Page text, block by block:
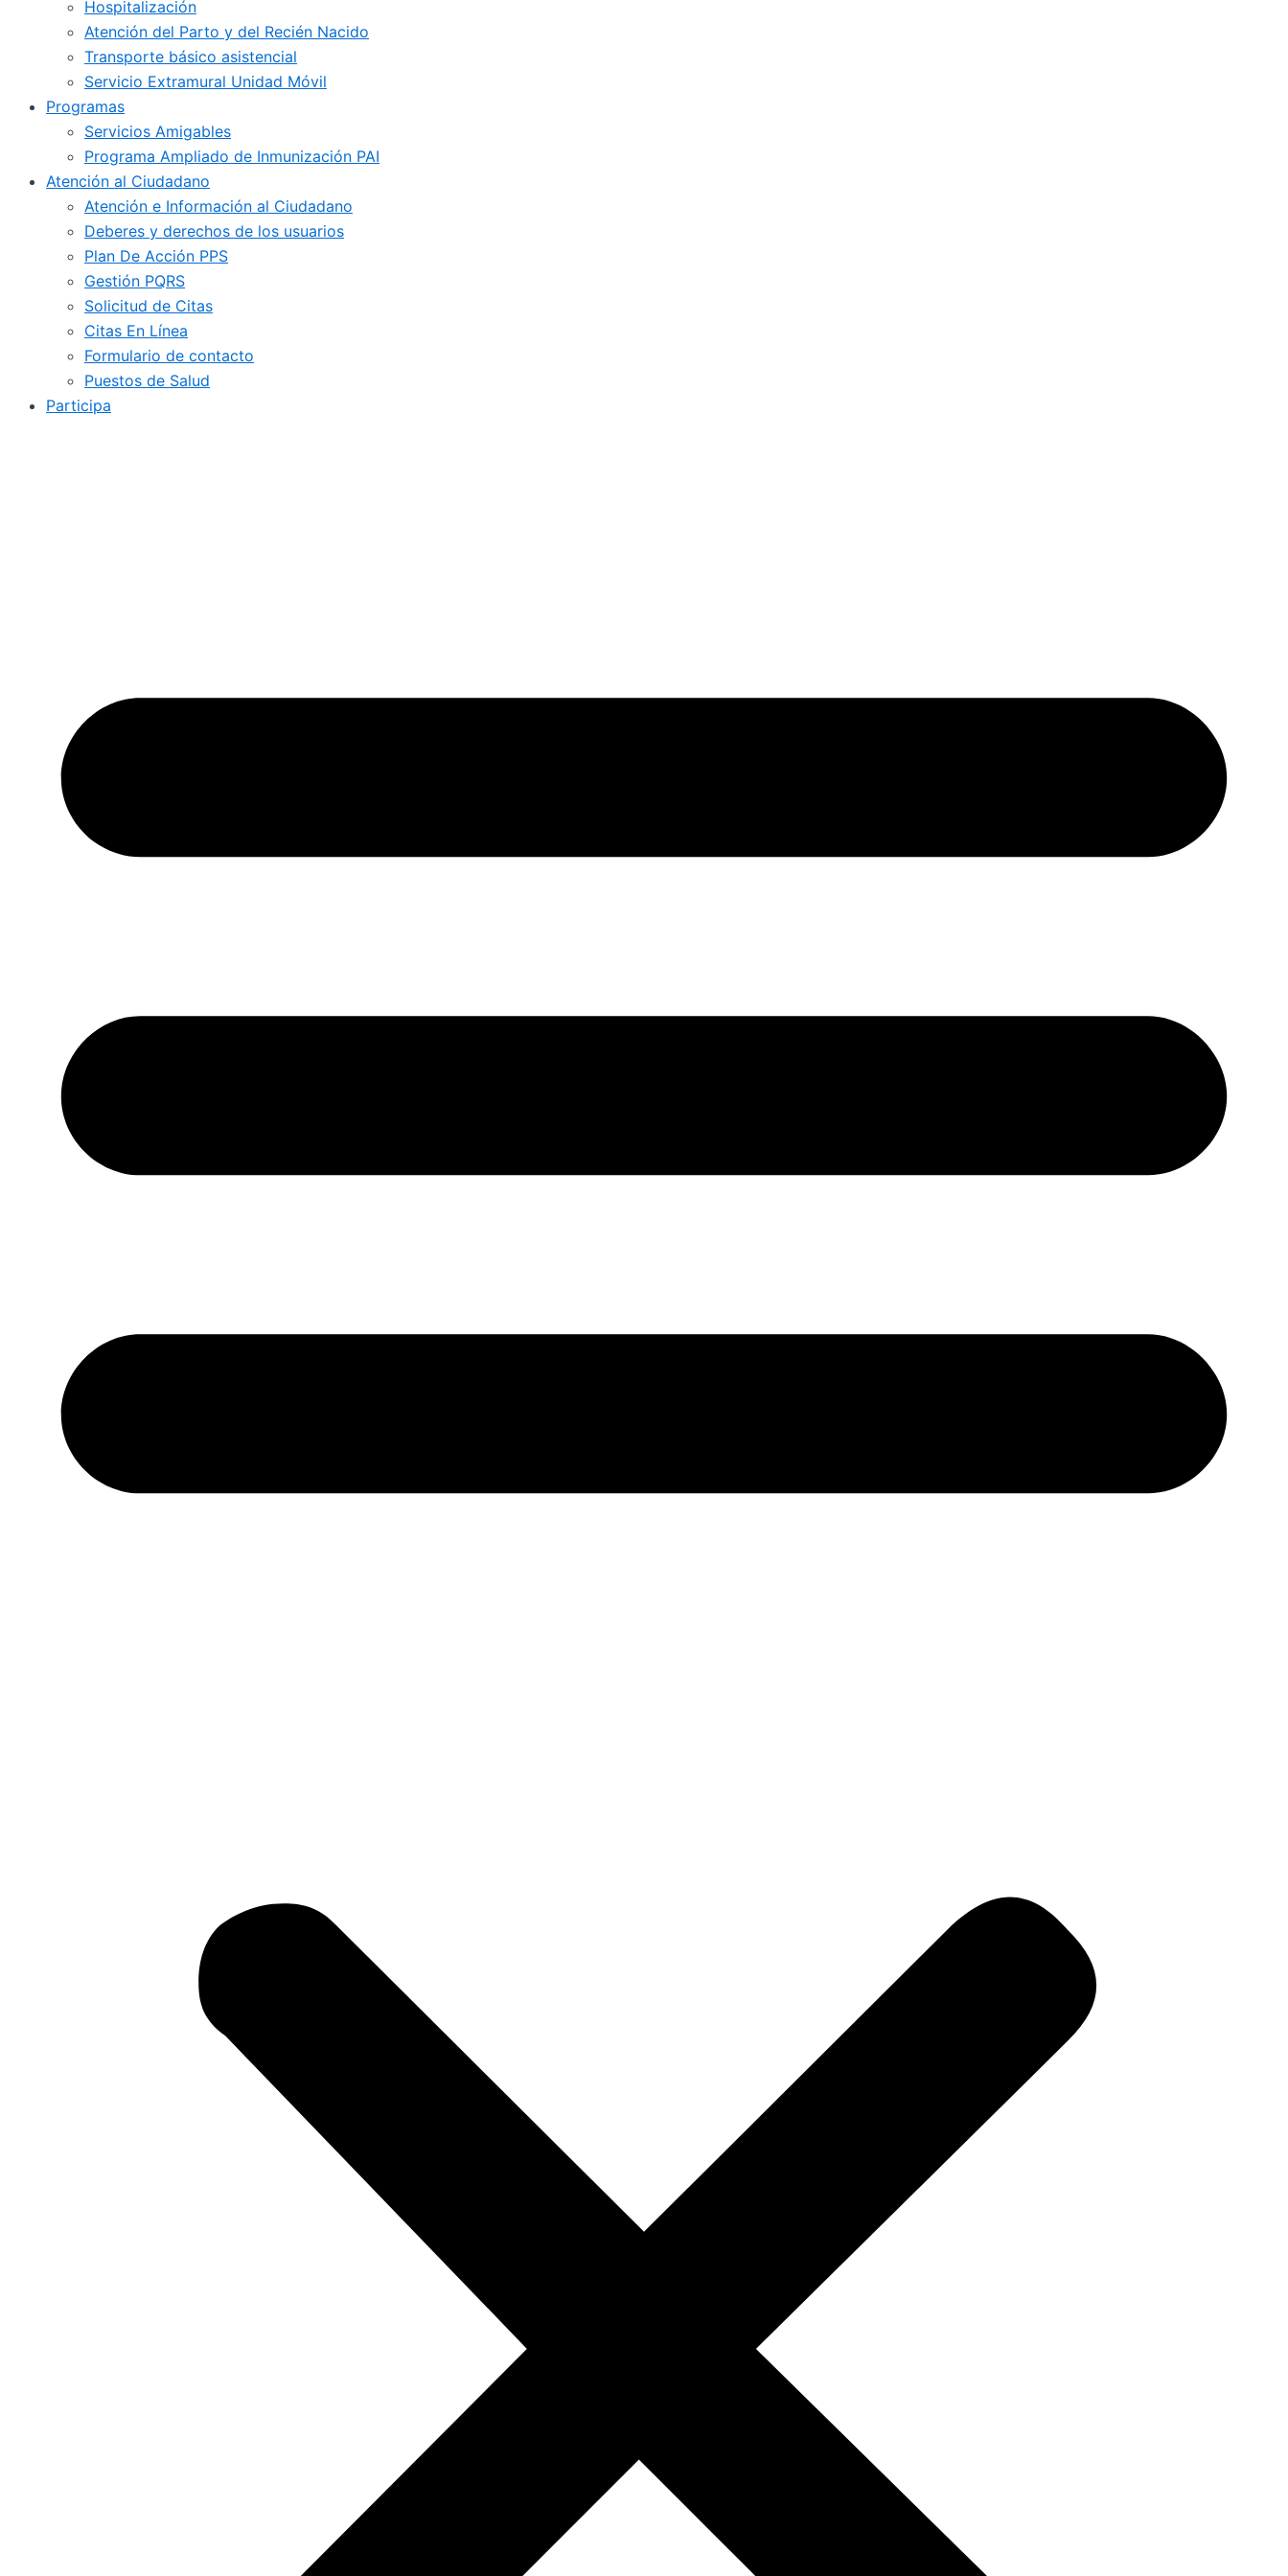
Hospitalización
Atención del Parto y del Recién Nacido
Transporte básico asistencial
Servicio Extramural Unidad Móvil
Programas
Servicios Amigables
Programa Ampliado de Inmunización PAI
Atención al Ciudadano
Atención e Información al Ciudadano
Deberes y derechos de los usuarios
Plan De Acción PPS
Gestión PQRS
Solicitud de Citas
Citas En Línea
Formulario de contacto
Puestos de Salud
Participa